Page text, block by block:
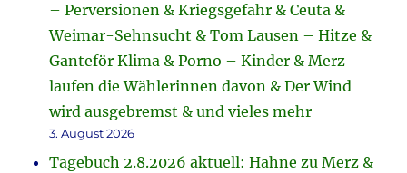
– Perversionen & Kriegsgefahr & Ceuta &
Weimar-Sehnsucht & Tom Lausen – Hitze &
Ganteför Klima & Porno – Kinder & Merz
laufen die Wählerinnen davon & Der Wind
wird ausgebremst & und vieles mehr
3. August 2026
Tagebuch 2.8.2026 aktuell: Hahne zu Merz &